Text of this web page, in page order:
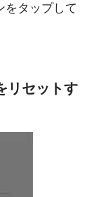
をタップして
リセットす